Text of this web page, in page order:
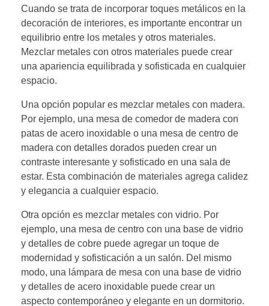
Cuando se trata de incorporar toques metálicos en la
decoración de interiores, es importante encontrar un
equilibrio entre los metales y otros materiales.
Mezclar metales con otros materiales puede crear
una apariencia equilibrada y sofisticada en cualquier
espacio.
Una opción popular es mezclar metales con madera.
Por ejemplo, una mesa de comedor de madera con
patas de acero inoxidable o una mesa de centro de
madera con detalles dorados pueden crear un
contraste interesante y sofisticado en una sala de
estar. Esta combinación de materiales agrega calidez
y elegancia a cualquier espacio.
Otra opción es mezclar metales con vidrio. Por
ejemplo, una mesa de centro con una base de vidrio
y detalles de cobre puede agregar un toque de
modernidad y sofisticación a un salón. Del mismo
modo, una lámpara de mesa con una base de vidrio
y detalles de acero inoxidable puede crear un
aspecto contemporáneo y elegante en un dormitorio.